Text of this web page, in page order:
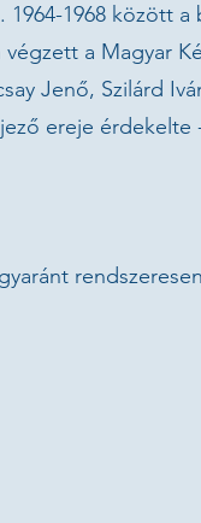
1968 között
a Magyar
Jenő, Szilárd
ereje